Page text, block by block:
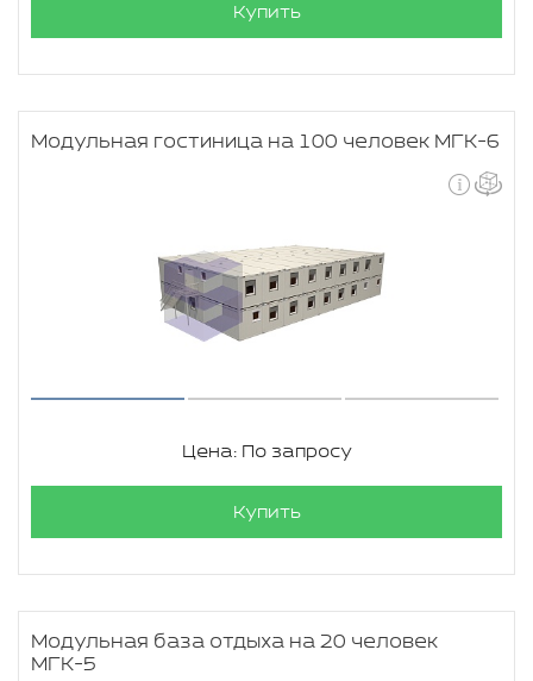
Купить
Модульная гостиница на 100 человек МГК-6
Цена: По запросу
Купить
Модульная база отдыха на 20 человек
МГК-5